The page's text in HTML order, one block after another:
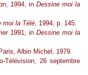
1994, in Dessine moi la
moi la Télé, 1994, p. 145.
1991, inDessine moi la
Albin Michel, 1979.
Télévision, 26 septembre